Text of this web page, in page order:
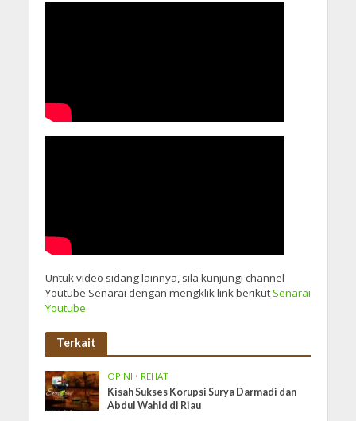
Untuk video sidang lainnya, sila kunjungi channel
Youtube Senarai dengan mengklik link berikutSenarai
Youtube
Terkait
OPINI • REHAT
Kisah Sukses Korupsi Surya Darmadi dan
Abdul Wahid di Riau